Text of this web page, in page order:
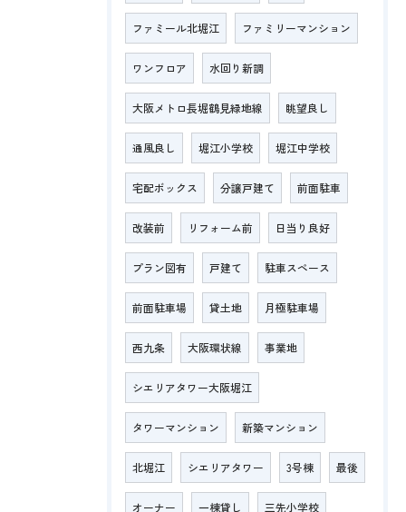
ファミール北堀江 ファミリーマンション
ワンフロア 水回り新調
大阪メトロ長堀鶴見緑地線 眺望良し
通風良し 堀江小学校 堀江中学校
宅配ボックス 分譲戸建て 前面駐車
改装前 リフォーム前 日当り良好
プラン図有 戸建て 駐車スペース
前面駐車場 貸土地 月極駐車場
西九条 大阪環状線 事業地
シエリアタワー大阪堀江
タワーマンション 新築マンション
北堀江 シエリアタワー 3号棟 最後
オーナー 一棟貸し 三先小学校